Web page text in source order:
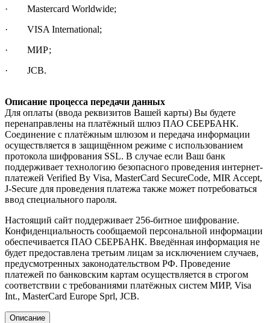
· Mastercard Worldwide;
· VISA International;
· МИР;
· JCB.
Описание процесса передачи данных
Для оплаты (ввода реквизитов Вашей карты) Вы будете
перенаправлены на платёжный шлюз ПАО СБЕРБАНК.
Соединение с платёжным шлюзом и передача информации
осуществляется в защищённом режиме с использованием
протокола шифрования SSL. В случае если Ваш банк
поддерживает технологию безопасного проведения интернет-
платежей Verified By Visa, MasterCard SecureCode, MIR Accept,
J-Secure для проведения платежа также может потребоваться
ввод специального пароля.
Настоящий сайт поддерживает 256-битное шифрование.
Конфиденциальность сообщаемой персональной информации
обеспечивается ПАО СБЕРБАНК. Введённая информация не
будет предоставлена третьим лицам за исключением случаев,
предусмотренных законодательством РФ. Проведение
платежей по банковским картам осуществляется в строгом
соответствии с требованиями платёжных систем МИР, Visa
Int., MasterCard Europe Sprl, JCB.
Описание